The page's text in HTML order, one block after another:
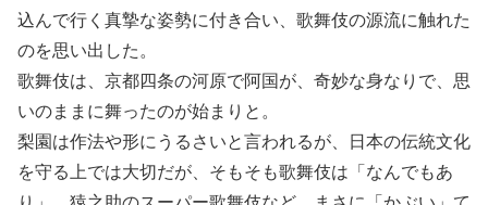
込んで行く真摯な姿勢に付き合い、歌舞伎の源流に触れた
のを思い出した。
歌舞伎は、京都四条の河原で阿国が、奇妙な身なりで、思
いのままに舞ったのが始まりと。
梨園は作法や形にうるさいと言われるが、日本の伝統文化
を守る上では大切だが、そもそも歌舞伎は「なんでもあ